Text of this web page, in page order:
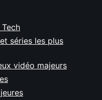
séries les plus
vidéo majeurs